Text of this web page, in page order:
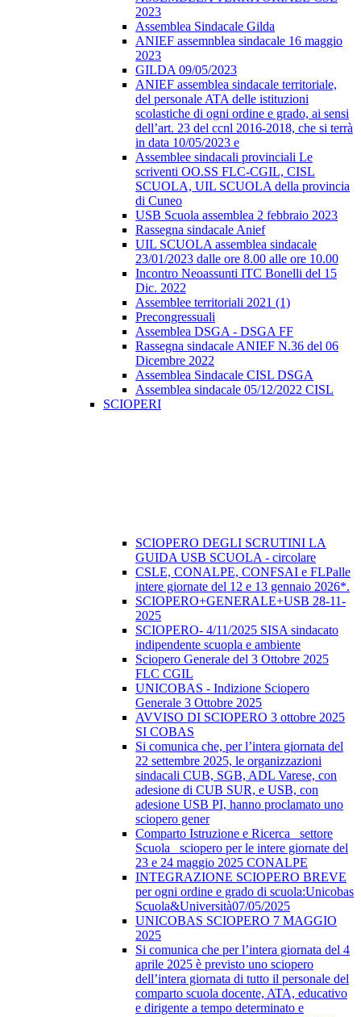
2023
Assemblea Sindacale Gilda
ANIEF assemnblea sindacale 16 maggio
2023
GILDA 09/05/2023
ANIEF assemblea sindacale territoriale,
del personale ATA delle istituzioni
scolastiche di ogni ordine e grado, ai sensi
dell’art. 23 del ccnl 2016-2018, che si terrà
in data 10/05/2023 e
Assemblee sindacali provinciali Le
scriventi OO.SS FLC-CGIL, CISL
SCUOLA, UIL SCUOLA della provincia
di Cuneo
USB Scuola assemblea 2 febbraio 2023
Rassegna sindacale Anief
UIL SCUOLA assemblea sindacale
23/01/2023 dalle ore 8.00 alle ore 10.00
Incontro Neoassunti ITC Bonelli del 15
Dic. 2022
Assemblee territoriali 2021 (1)
Precongressuali
Assemblea DSGA - DSGA FF
Rassegna sindacale ANIEF N.36 del 06
Dicembre 2022
Assemblea Sindacale CISL DSGA
Assemblea sindacale 05/12/2022 CISL
SCIOPERI
SCIOPERO DEGLI SCRUTINI LA
GUIDA USB SCUOLA - circolare
CSLE, CONALPE, CONFSAI e FLPalle
intere giornate del 12 e 13 gennaio 2026*.
SCIOPERO+GENERALE+USB 28-11-
2025
SCIOPERO- 4/11/2025 SISA sindacato
indipendente scuopla e ambiente
Sciopero Generale del 3 Ottobre 2025
FLC CGIL
UNICOBAS - Indizione Sciopero
Generale 3 Ottobre 2025
AVVISO DI SCIOPERO 3 ottobre 2025
SI COBAS
Si comunica che, per l’intera giornata del
22 settembre 2025, le organizzazioni
sindacali CUB, SGB, ADL Varese, con
adesione di CUB SUR, e USB, con
adesione USB PI, hanno proclamato uno
sciopero gener
Comparto Istruzione e Ricerca_ settore
Scuola_ sciopero per le intere giornate del
23 e 24 maggio 2025 CONALPE
INTEGRAZIONE SCIOPERO BREVE
per ogni ordine e grado di scuola:Unicobas
Scuola&Università07/05/2025
UNICOBAS SCIOPERO 7 MAGGIO
2025
Si comunica che per l’intera giornata del 4
aprile 2025 è previsto uno sciopero
dell’intera giornata di tutto il personale del
comparto scuola docente, ATA, educativo
e dirigente a tempo determinato e